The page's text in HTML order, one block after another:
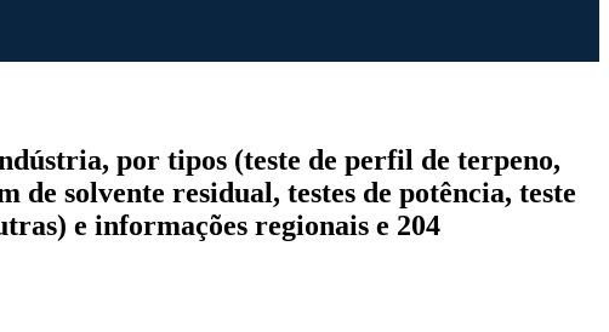
por tipos (teste de perfil de terpeno,
de solvente residual, testes de potência, teste
e informações regionais e 204